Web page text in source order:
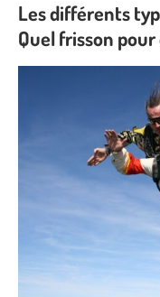
Les différents
Quel frisson